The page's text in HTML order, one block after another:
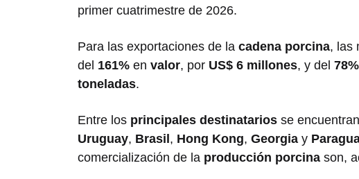
primer cuatrimestre de 2026.
Para las exportaciones de la cadena porcina, las
del 161% en valor, por US$ 6 millones, y del 78%
toneladas.
Entre los principales destinatarios se encuentran
Uruguay, Brasil , Hong Kong, Georgia y
comercialización de la producción porcina son,